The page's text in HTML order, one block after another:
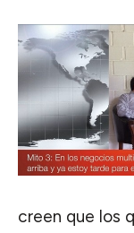
creen que los